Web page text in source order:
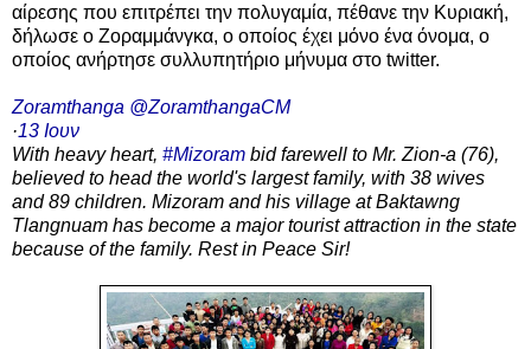
αίρεσης που επιτρέπει την πολυγαμία, πέθανε την Κυριακή,
δήλωσε ο Ζοραμμάνγκα, ο οποίος έχει μόνο ένα όνομα, ο
οποίος ανήρτησε συλλυπητήριο μήνυμα στο twitter.
Zoramthanga @ZoramthangaCM
·13 Ιουν
With heavy heart, #Mizoram bid farewell to Mr. Zion-a (76),
believed to head the world's largest family, with 38 wives
and 89 children. Mizoram and his village at Baktawng
Tlangnuam has become a major tourist attraction in the state
because of the family. Rest in Peace Sir!